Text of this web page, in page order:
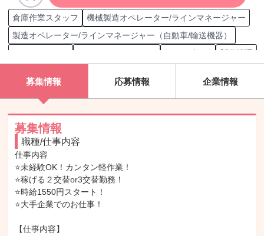
倉庫作業スタッフ
機械製造オペレーター/ラインマネージャー
製造オペレーター/ラインマネージャー（自動車/輸送機器）
Excel グラフ
製造管理
昼勤/日勤
夜勤 製品 部品
自動車付属品
部品取扱
自動車/輸送機器品質管理
自動車/輸送機械品質保証
募集情報 応募情報 企業情報
募集情報
職種/仕事内容
仕事内容
⭐未経験OK！カンタン軽作業！
⭐稼げる２交替or3交替勤務！
⭐時給1550円スタート！
⭐大手企業でのお仕事！
【仕事内容】